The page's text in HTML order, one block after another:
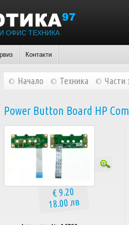
ОФИС ТЕХНИКА
Контакти
Начало Техника Части
Power Button Board HP
€ 9.20
18.00 лв